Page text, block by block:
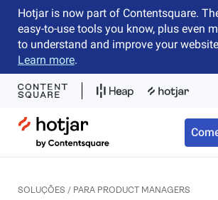
Hotjar is now part of Contentsquare.
easy-to-use tools you know, plus even
to understand and improve your
Learn more.
Hotjar Logo
SOLUÇÕES / PARA PRODUCT MANAGERS